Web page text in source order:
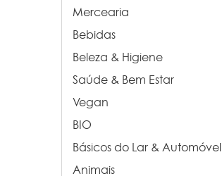
Mercearia
Bebidas
Beleza & Higiene
Saúde & Bem Estar
Vegan
BIO
Básicos do Lar & Automóvel
Animais